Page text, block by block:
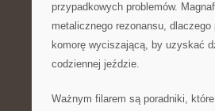
przypadkowych problemów.
metalicznego rezonansu,
komorę wyciszającą, by uzyskać
codziennej jeździe.
Ważnym filarem są poradniki,